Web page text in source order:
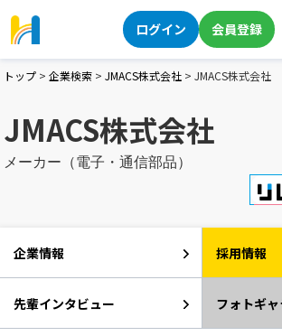
ログイン 会員登録
トップ > 企業検索 > JMACS株式会社 > JMACS株式会社
JMACS株式会社
メーカー（電子・通信部品）
企業情報 採用情報
先輩インタビュー フォトギ